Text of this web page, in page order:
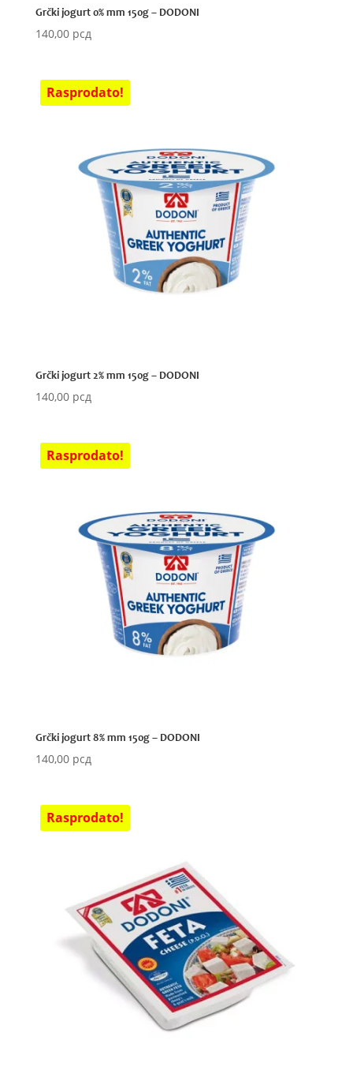
Grčki jogurt 0% mm 150g – DODONI
140,00 рсд
Grčki jogurt 2% mm 150g – DODONI
140,00 рсд
Grčki jogurt 8% mm 150g – DODONI
140,00 рсд